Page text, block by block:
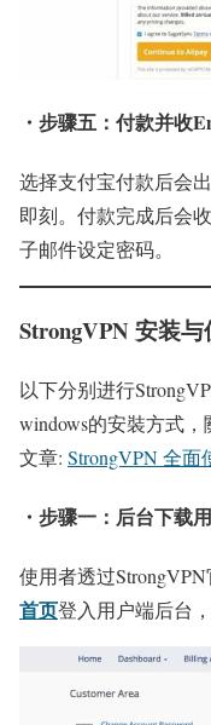
・步骤五：付款并收
选择支付宝付款后会
即刻。付款完成后会
子邮件设定密码。
StrongVPN 安装
以下分别进行
windows的安裝方式
文章: StrongVPN 全面
・步骤一：后台下载
使用者透过
首页登入用户端后台